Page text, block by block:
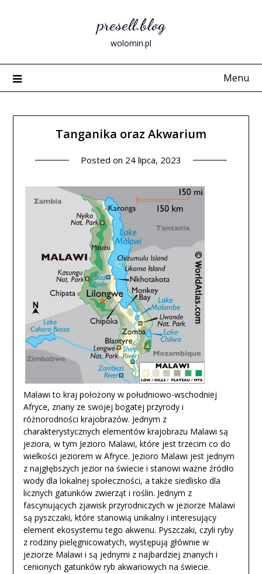
presell.blog
wolomin.pl
Menu
Tanganika oraz Akwarium
Posted on 24 lipca, 2023
Malawi to kraj położony w południowo-wschodniej
Afryce, znany ze swojej bogatej przyrody i
różnorodności krajobrazów. Jednym z
charakterystycznych elementów krajobrazu Malawi są
jeziora, w tym Jezioro Malawi, które jest trzecim co do
wielkości jeziorem w Afryce. Jezioro Malawi jest jednym
z najgłębszych jezior na świecie i stanowi ważne źródło
wody dla lokalnej społeczności, a także siedlisko dla
licznych gatunków zwierząt i roślin. Jednym z
fascynujących zjawisk przyrodniczych w jeziorze Malawi
są pyszczaki, które stanowią unikalny i interesujący
element ekosystemu tego akwenu. Pyszczaki, czyli ryby
z rodziny pielęgnicowatych, występują głównie w
jeziorze Malawi i są jednymi z najbardziej znanych i
cenionych gatunków ryb akwariowych na świecie.